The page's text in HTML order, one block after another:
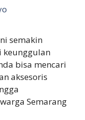
semakin
keunggulan
bisa mencari
aksesoris
Semarang